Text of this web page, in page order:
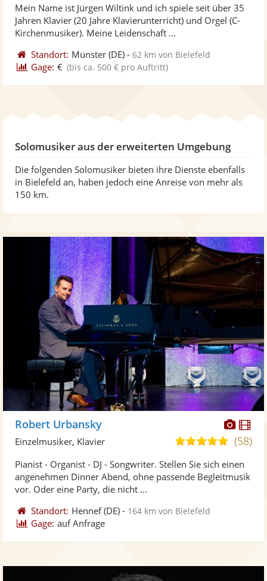
Fotos
5
Sternen
Mein Name ist Jürgen Wiltink und ich spiele seit über 35
Jahren Klavier (20 Jahre Klavierunterricht) und Orgel (C-
Kirchenmusiker). Meine Leidenschaft ...
Standort: Münster (DE) -62 km von Bielefeld
Gage: € (bis ca. 500 € pro Auftritt)
Solomusiker aus der erweiterten Umgebung
Die folgenden Solomusiker bieten ihre Dienste ebenfalls
in Bielefeld an, haben jedoch eine Anreise von mehr als
150 km.
Fotos
Robert Urbansky
4,9
5
(58)
Einzelmusiker, Klavier
Pianist - Organist - DJ - Songwriter. Stellen Sie sich einen
angenehmen Dinner Abend, ohne passende Begleitmusik
vor. Oder eine Party, die nicht ...
Standort: Hennef(DE) - 164 km von Bielefeld
Gage: auf Anfrage